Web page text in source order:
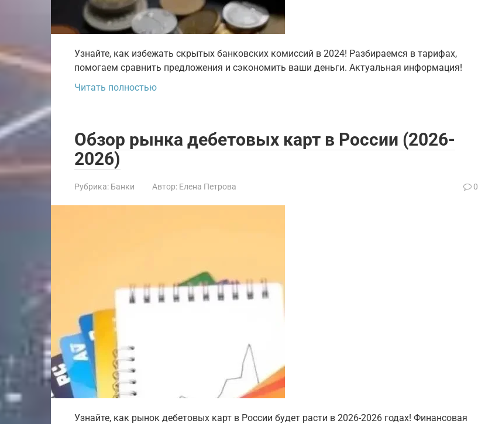
Узнайте, как избежать скрытых банковских комиссий в 2024! Разбираемся в тарифах,
помогаем сравнить предложения и сэкономить ваши деньги. Актуальная информация!
Читать полностью
Обзор рынка дебетовых карт в России (2026-
2026)
Рубрика: Банки Автор: Елена Петрова 0
Узнайте, как рынок дебетовых карт в России будет расти в 2026-2026 годах! Финансовая